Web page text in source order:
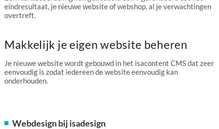
eindresultaat, je nieuwe website of webshop, al je verwachtingen
overtreft.
Makkelijk je eigen website beheren
Je nieuwe website wordt gebouwd in het isacontent CMS dat zeer
eenvoudig is zodat iedereen de website eenvoudig kan
onderhouden.
Webdesign bij isadesign